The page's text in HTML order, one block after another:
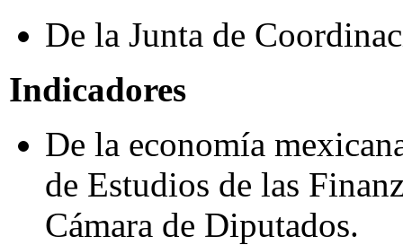
De la Junta de
Indicadores
De la economía
de Estudios de las
Cámara de Diputados.